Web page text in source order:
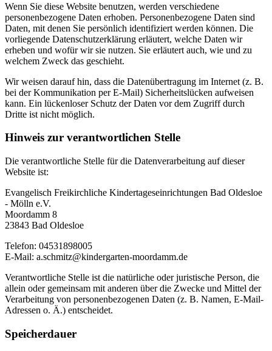
Wenn Sie diese Website benutzen, werden verschiedene
personenbezogene Daten erhoben. Personenbezogene Daten sind
Daten, mit denen Sie persönlich identifiziert werden können. Die
vorliegende Datenschutzerklärung erläutert, welche Daten wir
erheben und wofür wir sie nutzen. Sie erläutert auch, wie und zu
welchem Zweck das geschieht.
Wir weisen darauf hin, dass die Datenübertragung im Internet (z. B.
bei der Kommunikation per E-Mail) Sicherheitslücken aufweisen
kann. Ein lückenloser Schutz der Daten vor dem Zugriff durch
Dritte ist nicht möglich.
Hinweis zur verantwortlichen Stelle
Die verantwortliche Stelle für die Datenverarbeitung auf dieser
Website ist:
Evangelisch Freikirchliche Kindertageseinrichtungen Bad Oldesloe
- Mölln e.V.
Moordamm 8
23843 Bad Oldesloe
Telefon: 04531898005
E-Mail: a.schmitz@kindergarten-moordamm.de
Verantwortliche Stelle ist die natürliche oder juristische Person, die
allein oder gemeinsam mit anderen über die Zwecke und Mittel der
Verarbeitung von personenbezogenen Daten (z. B. Namen, E-Mail-
Adressen o. Ä.) entscheidet.
Speicherdauer